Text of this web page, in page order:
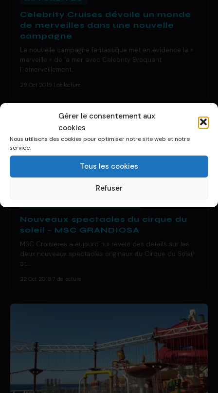
Gérer le consentement aux
cookies
Nous utilisons des cookies pour optimiser notre site web et notre
service.
Tous les cookies
Refuser
Celebrity Cruises dévoile un monde
de merveilles dans une nouvelle
campagne
La nouvelle campagne fantastique met en évidence la «
merveille » de la mer avec Celebrity Evoquant
l’ émerveillement…
29 Oct 2019 1 de lecture
Nouveaux spectacles du cirque du
soleil – MSC GRANDIOSA
MSC Croisières a aujourd’hui révélé des détails sur les
deux nouveaux spectacles originaux du Cirque du Soleil
at…
22 Oct 2019 7 de lecture